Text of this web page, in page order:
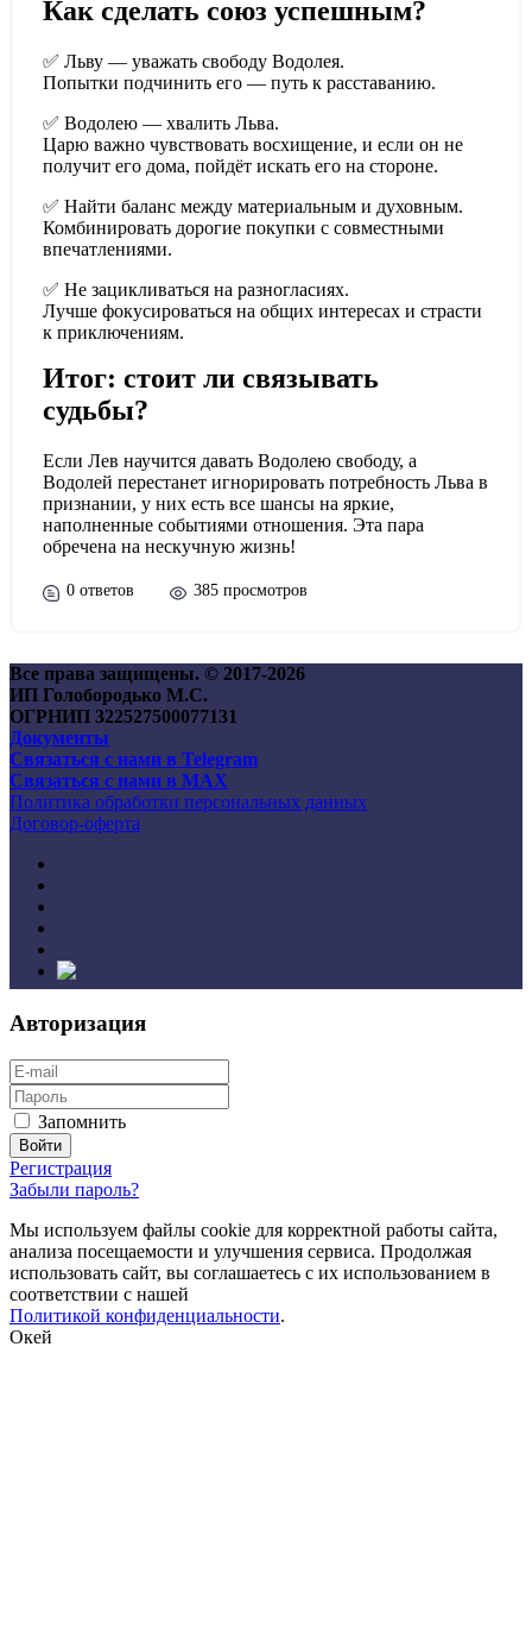
Как сделать союз успешным?
✅ Льву — уважать свободу Водолея.
Попытки подчинить его — путь к расставанию.
✅ Водолею — хвалить Льва.
Царю важно чувствовать восхищение, и если он не
получит его дома, пойдёт искать его на стороне.
✅ Найти баланс между материальным и духовным.
Комбинировать дорогие покупки с совместными
впечатлениями.
✅ Не зацикливаться на разногласиях.
Лучше фокусироваться на общих интересах и страсти
к приключениям.
Итог: стоит ли связывать
судьбы?
Если Лев научится давать Водолею свободу, а
Водолей перестанет игнорировать потребность Льва в
признании, у них есть все шансы на яркие,
наполненные событиями отношения. Эта пара
обречена на нескучную жизнь!
0 ответов 385 просмотров
Все права защищены. © 2017-2026
ИП Голобородько М.С.
ОГРНИП 322527500077131
Документы
Связаться с нами в Telegram
Связаться с нами в MAX
Политика обработки персональных данных
Договор-оферта
Авторизация
Запомнить
Регистрация
Забыли пароль?
Мы используем файлы cookie для корректной работы сайта,
анализа посещаемости и улучшения сервиса. Продолжая
использовать сайт, вы соглашаетесь с их использованием в
соответствии с нашей
Политикой конфиденциальности.
Окей